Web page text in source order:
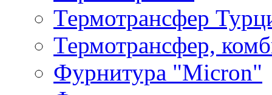
Термотрансфер
Термотрансфер,
Фурнитура "Micron"